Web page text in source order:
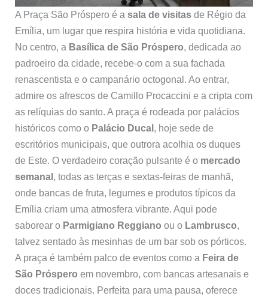
A Praça São Próspero é a sala de visitasde Régio da
Emília, um lugar que respira história e vida quotidiana.
No centro, a Basílica de São Próspero, dedicada ao
padroeiro da cidade, recebe-o com a sua fachada
renascentista e o campanário octogonal. Ao entrar,
admire os afrescos de Camillo Procaccini e a cripta com
as relíquias do santo. A praça é rodeada por palácios
históricos como o Palácio Ducal , hoje sede de
escritórios municipais, que outrora acolhia os duques
de Este. O verdadeiro coração pulsante é o mercado
semanal , todas as terças e sextas-feiras de manhã,
onde bancas de fruta, legumes e produtos típicos da
Emília criam uma atmosfera vibrante. Aqui pode
saborear o Parmigiano Reggiano ou o Lambrusco,
talvez sentado às mesinhas de um bar sob os pórticos.
A praça é também palco de eventos como a Feira de
São Próspero em novembro, com bancas artesanais e
doces tradicionais. Perfeita para uma pausa, oferece